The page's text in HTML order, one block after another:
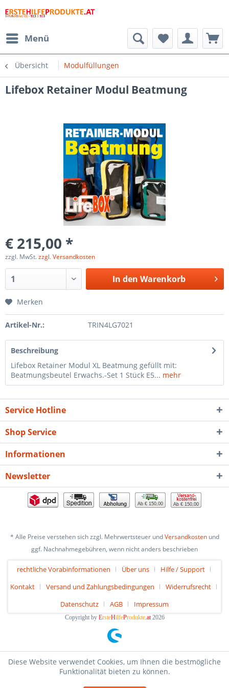
Menü
Übersicht Modulfüllungen
Lifebox Retainer Modul Beatmung
€ 215,00 *
zzgl. MwSt.zzgl. Versandkosten
In den Warenkorb
Merken
Artikel-Nr.: TRIN4LG7021
Beschreibung
Lifebox Retainer Modul XL Beatmung gefüllt mit:
Beatmungsbeutel Erwachs.-Set 1 Stück E5... mehr
Service Hotline
Shop Service
Informationen
Newsletter
Ab € 150,00 Ab € 150,00
* Alle Preise verstehen sich zzgl. Mehrwertsteuer undVersandkostenund
ggf. Nachnahmegebühren, wenn nicht anders beschrieben
rechtliche Vorabinformationen Über uns
Hilfe / Support
Kontakt
Versand und Zahlungsbedingungen
Widerrufsrecht
Datenschutz
AGB Impressum
Copyright by ErsteHilfeProdukte.at2026
Diese Website verwendet Cookies, um Ihnen die bestmögliche
Funktionalität bieten zu können.